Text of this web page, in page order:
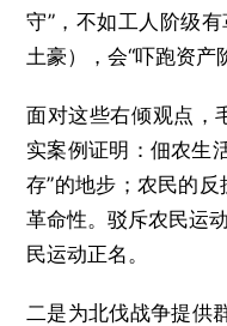
守”，不如工人阶级
土豪），会“吓跑资产
面对这些右倾观点，
实案例证明：佃农生
存”的地步；农民的
革命性。驳斥农民运
民运动正名。
二是为北伐战争提供